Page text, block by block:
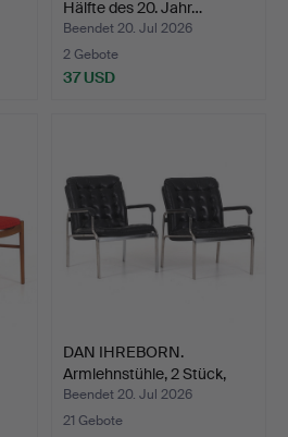
Hälfte des 20. Jahr…
Beendet 20. Jul 2026
2 Gebote
37 USD
DAN IHREBORN.
Armlehnstühle, 2 Stück,
Stah…
Beendet 20. Jul 2026
21 Gebote